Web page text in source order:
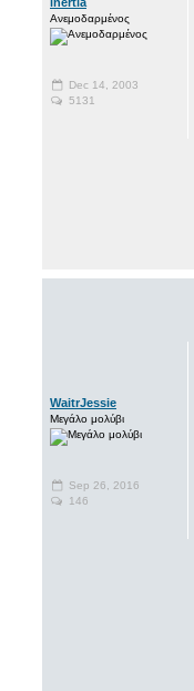
Ανεμοδαρμένος
Dec 14, 2003
5131
WaitrJessie
Μεγάλο μολύβι
Sep 26, 2016
146